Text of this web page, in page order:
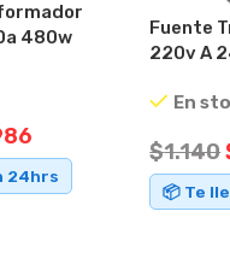
480w
24hrs
Fuente
220v A
En
$1.140
📦 Te